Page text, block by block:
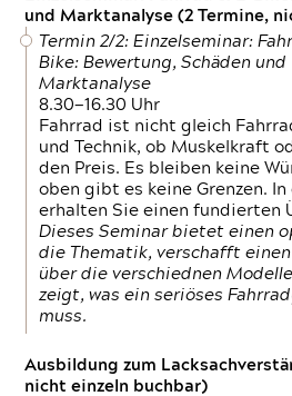
und Marktanalyse (2 Termine,
Termin 2/2: Einzelseminar:
Bike: Bewertung, Schäden und
Marktanalyse
8.30—16.30 Uhr
Fahrrad ist nicht gleich
und Technik, ob Muskelkraft
den Preis. Es bleiben keine
oben gibt es keine Grenzen.
erhalten Sie einen fundierten
Dieses Seminar bietet einen
die Thematik, verschafft
über die verschiednen
zeigt, was ein seriöses
muss.
Ausbildung zum
nicht einzeln buchbar)